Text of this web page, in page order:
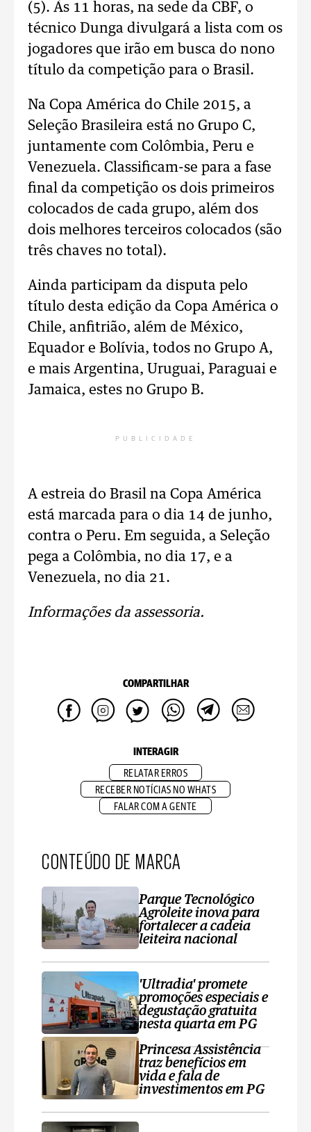
(5). Às 11 horas, na sede da CBF, o
técnico Dunga divulgará a lista com os
jogadores que irão em busca do nono
título da competição para o Brasil.
Na Copa América do Chile 2015, a
Seleção Brasileira está no Grupo C,
juntamente com Colômbia, Peru e
Venezuela. Classificam-se para a fase
final da competição os dois primeiros
colocados de cada grupo, além dos
dois melhores terceiros colocados (são
três chaves no total).
Ainda participam da disputa pelo
título desta edição da Copa América o
Chile, anfitrião, além de México,
Equador e Bolívia, todos no Grupo A,
e mais Argentina, Uruguai, Paraguai e
Jamaica, estes no Grupo B.
PUBLICIDADE
A estreia do Brasil na Copa América
está marcada para o dia 14 de junho,
contra o Peru. Em seguida, a Seleção
pega a Colômbia, no dia 17, e a
Venezuela, no dia 21.
Informações da assessoria.
COMPARTILHAR
INTERAGIR
RELATAR ERROS
RECEBER NOTÍCIAS NO WHATS
FALAR COM A GENTE
CONTEÚDO DE MARCA
Parque Tecnológico
Agroleite inova para
fortalecer a cadeia
leiteira nacional
'Ultradia' promete
promoções especiais e
degustação gratuita
nesta quarta em PG
Princesa Assistência
traz benefícios em
vida e fala de
investimentos em PG